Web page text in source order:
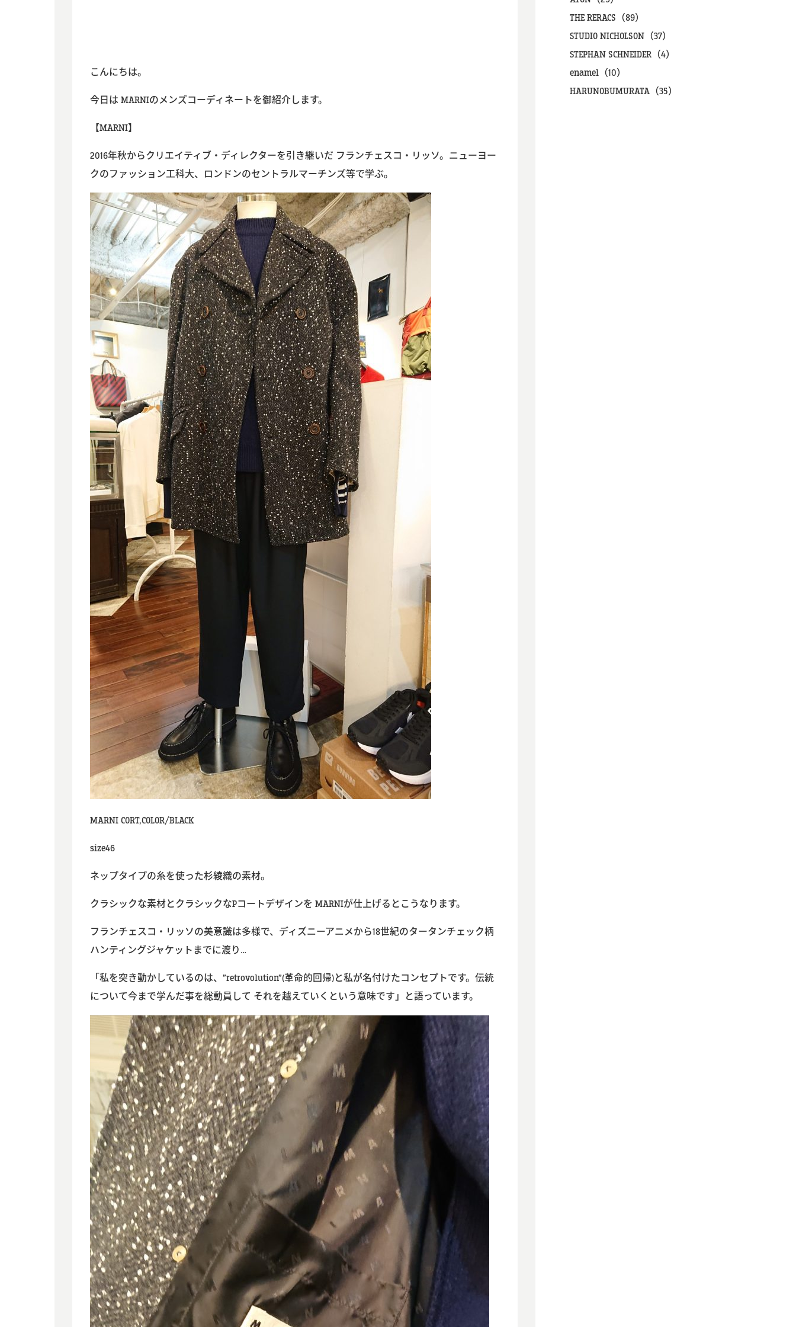
こんにちは。
今日は MARNIのメンズコーディネートを御紹介します。
【MARNI】
2016年秋からクリエイティブ・ディレクターを引き継いだ フランチェスコ・リッソ。ニューヨー
クのファッション工科大、ロンドンのセントラルマーチンズ等で学ぶ。
MARNI CORT,COLOR/BLACK
size46
ネップタイプの糸を使った杉綾織の素材。
クラシックな素材とクラシックなPコートデザインを MARNIが仕上げるとこうなります。
フランチェスコ・リッソの美意識は多様で、ディズニーアニメから18世紀のタータンチェック柄
ハンティングジャケットまでに渡り…
「私を突き動かしているのは、”retrovolution”(革命的回帰)と私が名付けたコンセプトです。伝統
について今まで学んだ事を総動員して それを越えていくという意味です」と語っています。
THE RERACS（89）
STUDIO NICHOLSON（37）
STEPHAN SCHNEIDER（4）
enamel（10）
HARUNOBUMURATA（35）